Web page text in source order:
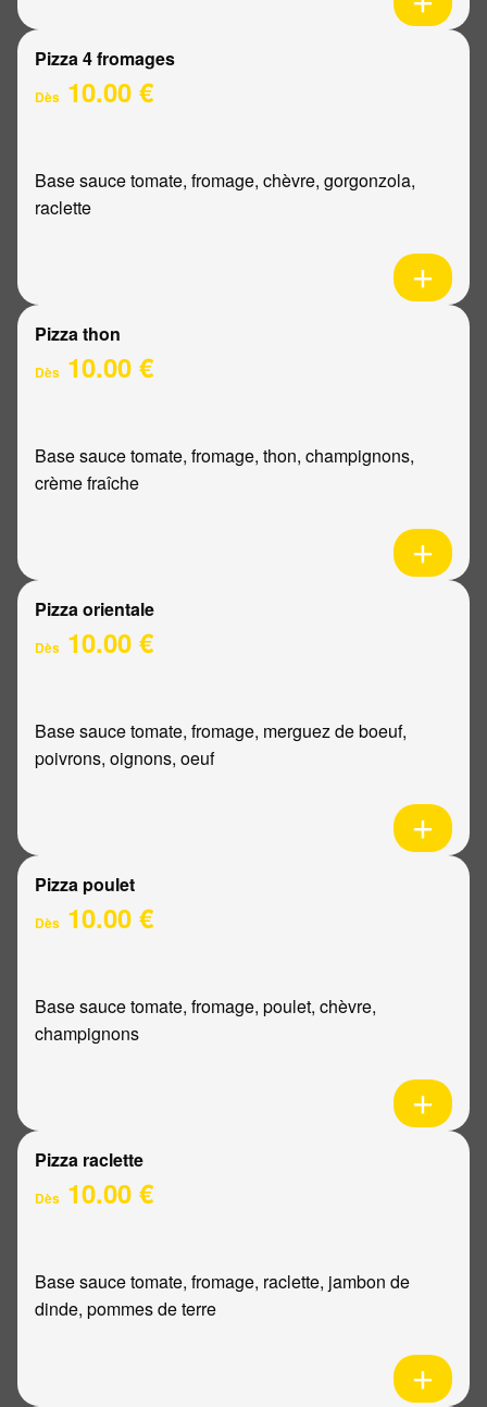
Pizza 4 fromages
Dès 10.00 €
Base sauce tomate, fromage, chèvre, gorgonzola,
raclette
Pizza thon
Dès 10.00 €
Base sauce tomate, fromage, thon, champignons,
crème fraîche
Pizza orientale
Dès 10.00 €
Base sauce tomate, fromage, merguez de boeuf,
poivrons, oignons, oeuf
Pizza poulet
Dès 10.00 €
Base sauce tomate, fromage, poulet, chèvre,
champignons
Pizza raclette
Dès 10.00 €
Base sauce tomate, fromage, raclette, jambon de
dinde, pommes de terre